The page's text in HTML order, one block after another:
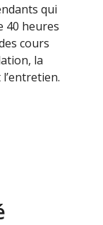
qui
40 heures
cours
la